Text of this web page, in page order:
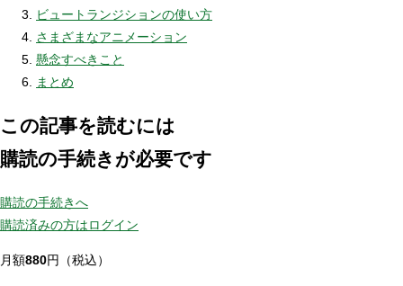
ビュートランジションの使い方
さまざまなアニメーション
懸念すべきこと
まとめ
この記事を読むには
購読の手続きが必要です
購読の手続きへ
購読済みの方はログイン
月額880円（税込）